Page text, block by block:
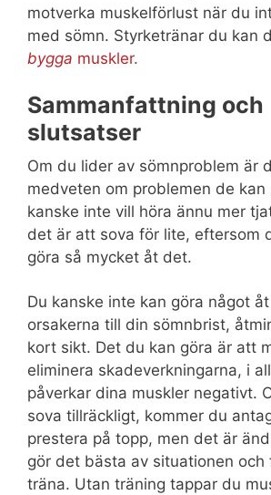
motverka muskelförlust när du
med sömn. Styrketränar du kan
bygga muskler.
Sammanfattning och
slutsatser
Om du lider av sömnproblem är
medveten om problemen de kan
kanske inte vill höra ännu mer
det är att sova för lite, eftersom
göra så mycket åt det.
Du kanske inte kan göra något
orsakerna till din sömnbrist,
kort sikt. Det du kan göra är att
eliminera skadeverkningarna, i
påverkar dina muskler negativt.
sova tillräckligt, kommer du
prestera på topp, men det är
gör det bästa av situationen
träna. Utan träning tappar du